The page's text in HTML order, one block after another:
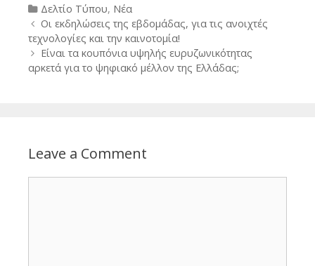
Categories
Δελτίο Τύπου, Νέα
Post
navigation
Οι εκδηλώσεις της εβδομάδας, για τις ανοιχτές
τεχνολογίες και την καινοτομία!
Είναι τα κουπόνια υψηλής ευρυζωνικότητας
αρκετά για το ψηφιακό μέλλον της Ελλάδας;
Leave a Comment